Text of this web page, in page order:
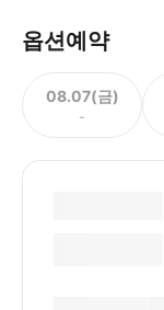
옵션예약
08.07(금)
-